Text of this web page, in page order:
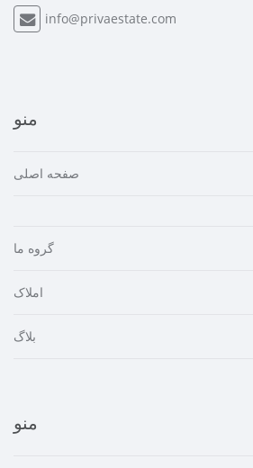
info@privaestate.com
منو
صفحه اصلی
گروه ما
املاک
بلاگ
منو